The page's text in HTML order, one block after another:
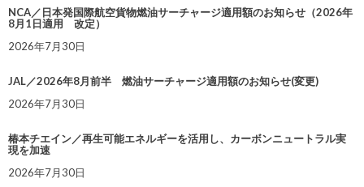
NCA／日本発国際航空貨物燃油サーチャージ適用額のお知らせ（2026年
8月1日適用 改定）
2026年7月30日
JAL／2026年8月前半 燃油サーチャージ適用額のお知らせ(変更)
2026年7月30日
椿本チエイン／再生可能エネルギーを活用し、カーボンニュートラル実
現を加速
2026年7月30日